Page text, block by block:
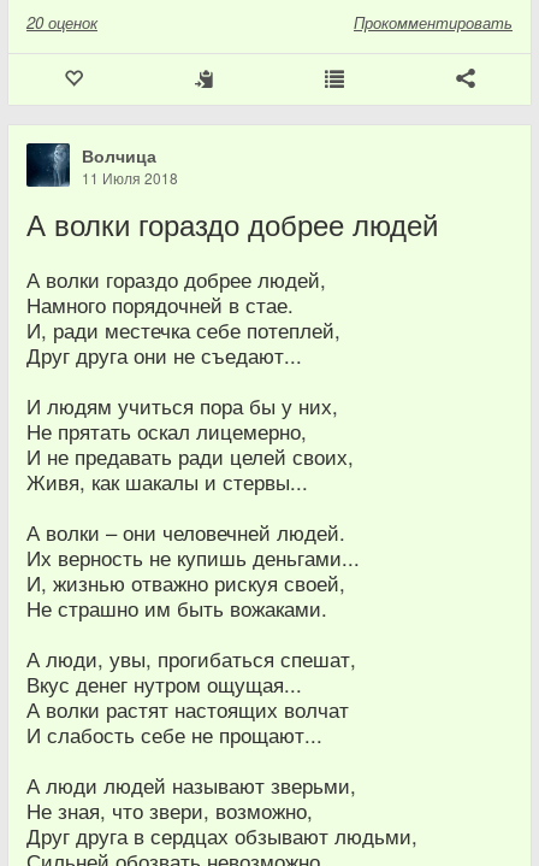
20 оценок Прокомментировать
Волчица
11 Июля 2018
А волки гораздо добрее людей
А волки гораздо добрее людей,
Намного порядочней в стае.
И, ради местечка себе потеплей,
Друг друга они не съедают...
И людям учиться пора бы у них,
Не прятать оскал лицемерно,
И не предавать ради целей своих,
Живя, как шакалы и стервы...
А волки – они человечней людей.
Их верность не купишь деньгами...
И, жизнью отважно рискуя своей,
Не страшно им быть вожаками.
А люди, увы, прогибаться спешат,
Вкус денег нутром ощущая...
А волки растят настоящих волчат
И слабость себе не прощают...
А люди людей называют зверьми,
Не зная, что звери, возможно,
Друг друга в сердцах обзывают людьми,